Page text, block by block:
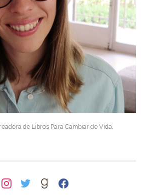
de Libros Para Cambiar de Vida.
instagramtwittergoodreadsfacebook